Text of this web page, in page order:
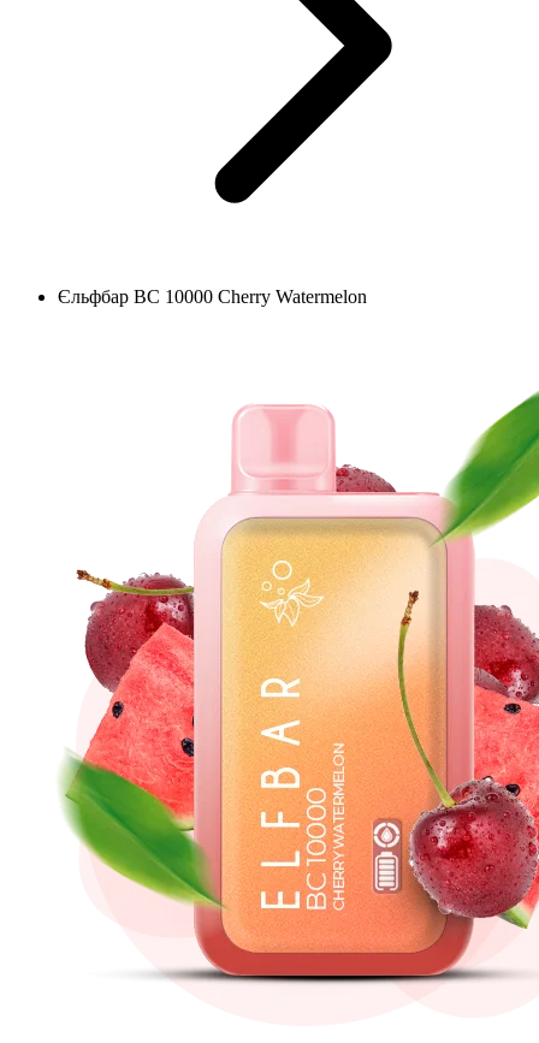
Єльфбар BC 10000 Cherry Watermelon